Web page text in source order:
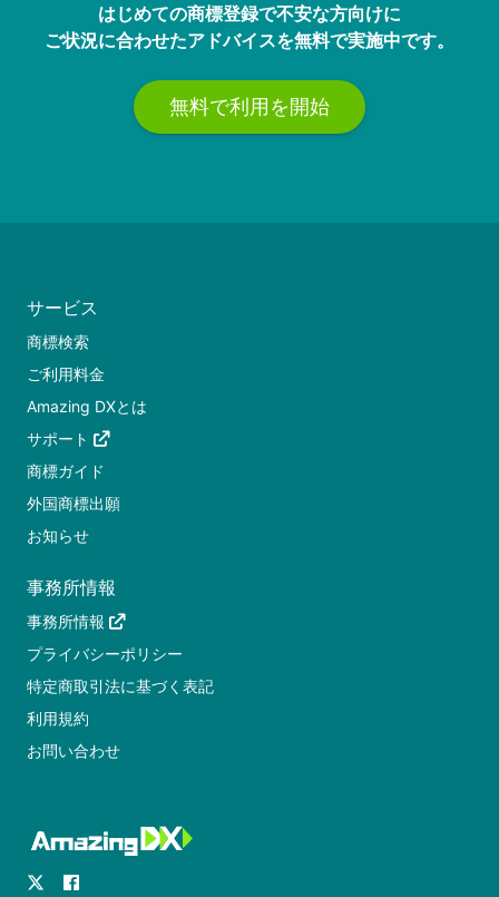
はじめての商標登録で不安な方向けに
ご状況に合わせたアドバイスを無料で実施中です。
無料で利用を開始
サービス
商標検索
ご利用料金
Amazing DXとは
サポート
商標ガイド
外国商標出願
お知らせ
事務所情報
事務所情報
プライバシーポリシー
特定商取引法に基づく表記
利用規約
お問い合わせ